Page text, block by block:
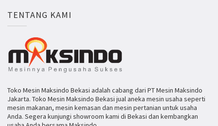
TENTANG KAMI
Toko Mesin Maksindo Bekasi adalah cabang dari PT Mesin Maksindo
Jakarta. Toko Mesin Maksindo Bekasi jual aneka mesin usaha seperti
mesin makanan, mesin kemasan dan mesin pertanian untuk usaha
Anda. Segera kunjungi showroom kami di Bekasi dan kembangkan